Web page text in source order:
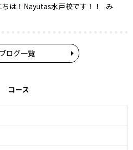
ちは！Nayutas水戸校です！！ み
ブログ一覧
コース